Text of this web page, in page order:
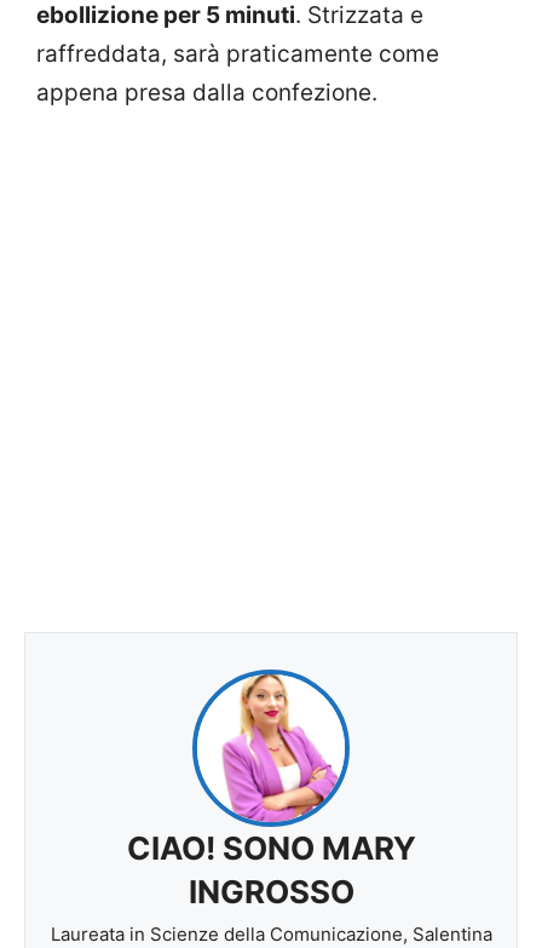
ebollizione per 5 minuti. Strizzata e
raffreddata, sarà praticamente come
appena presa dalla confezione.
CIAO! SONO MARY
INGROSSO
Laureata in Scienze della Comunicazione, Salentina